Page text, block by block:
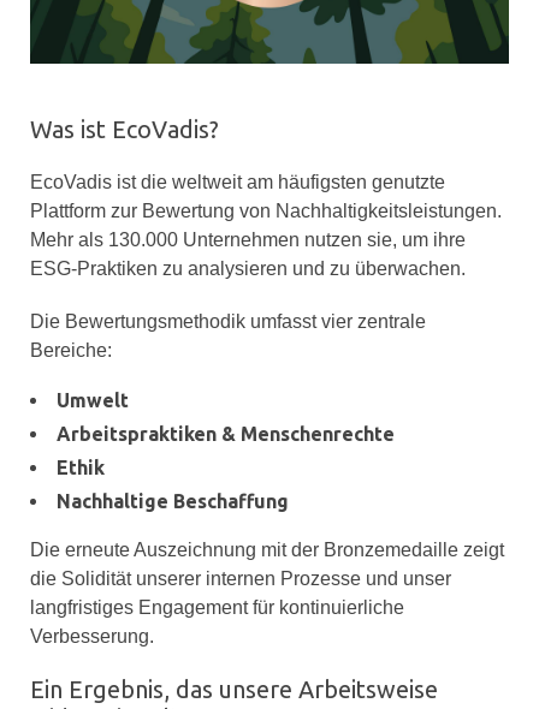
Was ist EcoVadis?
EcoVadis ist die weltweit am häufigsten genutzte
Plattform zur Bewertung von Nachhaltigkeitsleistungen.
Mehr als 130.000 Unternehmen nutzen sie, um ihre
ESG-Praktiken zu analysieren und zu überwachen.
Die Bewertungsmethodik umfasst vier zentrale
Bereiche:
Umwelt
Arbeitspraktiken & Menschenrechte
Ethik
Nachhaltige Beschaffung
Die erneute Auszeichnung mit der Bronzemedaille zeigt
die Solidität unserer internen Prozesse und unser
langfristiges Engagement für kontinuierliche
Verbesserung.
Ein Ergebnis, das unsere Arbeitsweise